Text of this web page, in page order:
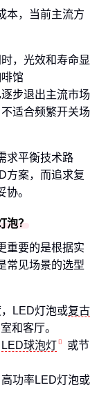
本，当前主流方
，光效和寿命显
馆
步退出主流市场
适合频繁开关场
求平衡技术路
方案，而追求复
。
？
重要的是根据实
常见场景的选型
LED灯泡或复古
和客厅。
LED球泡灯
或节
功率LED灯泡或